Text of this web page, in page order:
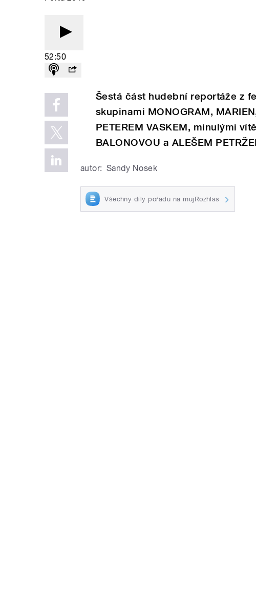
52:50
Šestá část hudební reportáže z
skupinami MONOGRAM,
PETEREM VASKEM, minulými
BALONOVOU a ALEŠEM
autor: Sandy Nosek
Všechny díly pořadu na mujRozhlas